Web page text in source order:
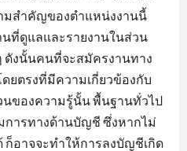
มสำคัญของตำแหน่งงานนี้
นที่ดูแลและรายงานในส่วน
ดังนั้นคนที่จะสมัครงานทาง
ยตรงที่มีความเกี่ยวข้องกับ
นของความรู้นั้น พื้นฐานทั่วไป
การทางด้านบัญชี ซึ่งหากไม่
อาจจะทำให้การลงบัญชีเกิด